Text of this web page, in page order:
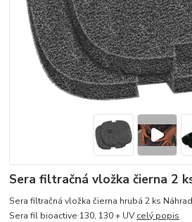
Sera filtračná vložka čierna 2
Sera filtračná vložka čierna hrubá 2 ks
Sera fil bioactive 130, 130 + UVcelý popis